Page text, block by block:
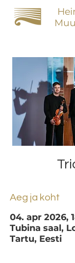
Aeg ja koht
04. apr 2026,
Tubina saal,
Tartu, Eesti